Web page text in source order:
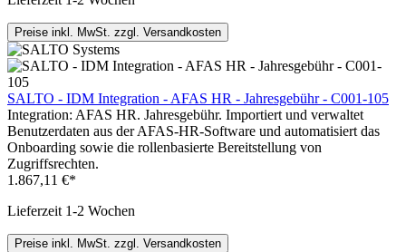
Preise inkl. MwSt. zzgl. Versandkosten
SALTO - IDM Integration - AFAS HR - Jahresgebühr - C001-105
Integration: AFAS HR. Jahresgebühr. Importiert und verwaltet
Benutzerdaten aus der AFAS-HR-Software und automatisiert das
Onboarding sowie die rollenbasierte Bereitstellung von
Zugriffsrechten.
1.867,11 €*
Lieferzeit 1-2 Wochen
Preise inkl. MwSt. zzgl. Versandkosten